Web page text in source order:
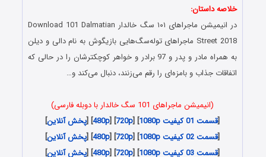
خلاصه داستان:
در انیمیشن ماجراهای ۱۰۱ سگ خالدار
Download 101 Dalmatian
Street 2018 ماجراهای توله‌سگ‌هایی بازیگوش به نام دالی و دیلن
به همراه مادر و پدر و 97 برادر و خواهر کوچکترشان را در حالی که
اتفاقات جذاب و بامزه‌ای را رقم می‌زنند، دنبال می‌کند و…
(انیمیشن ماجراهای 101 سگ خالدار
با دوبله فارسی)
[قسمت 01 کیفیت 1080p ] [
720p
] [
480p
] [پخش آنلاین]
[قسمت 02 کیفیت 1080p ] [
720p
] [
480p
] [پخش آنلاین]
[قسمت 03 کیفیت 1080p ] [
720p
] [
480p
] [پخش آنلاین]